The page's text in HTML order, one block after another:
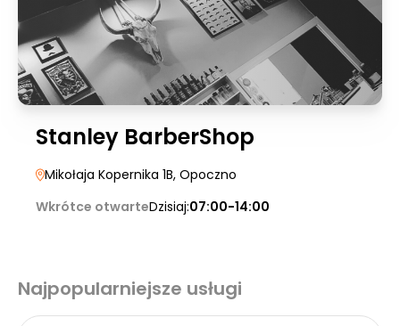
Stanley BarberShop
Mikołaja Kopernika 1B, Opoczno
Wkrótce otwarteDzisiaj:07:00-14:00
Najpopularniejsze usługi